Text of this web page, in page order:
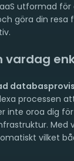
utformad
göra din resa
vardag
processen
inte oroa dig
Med
vilket